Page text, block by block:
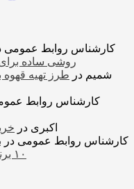
کارشناس روابط عمومی
روشی ساده
شمیم در طرز تهیه
کارشناس روابط
اکبری در
کارشناس روابط عمومی در
۱۰ برند معتبر آجیل و خشکبار در ایران